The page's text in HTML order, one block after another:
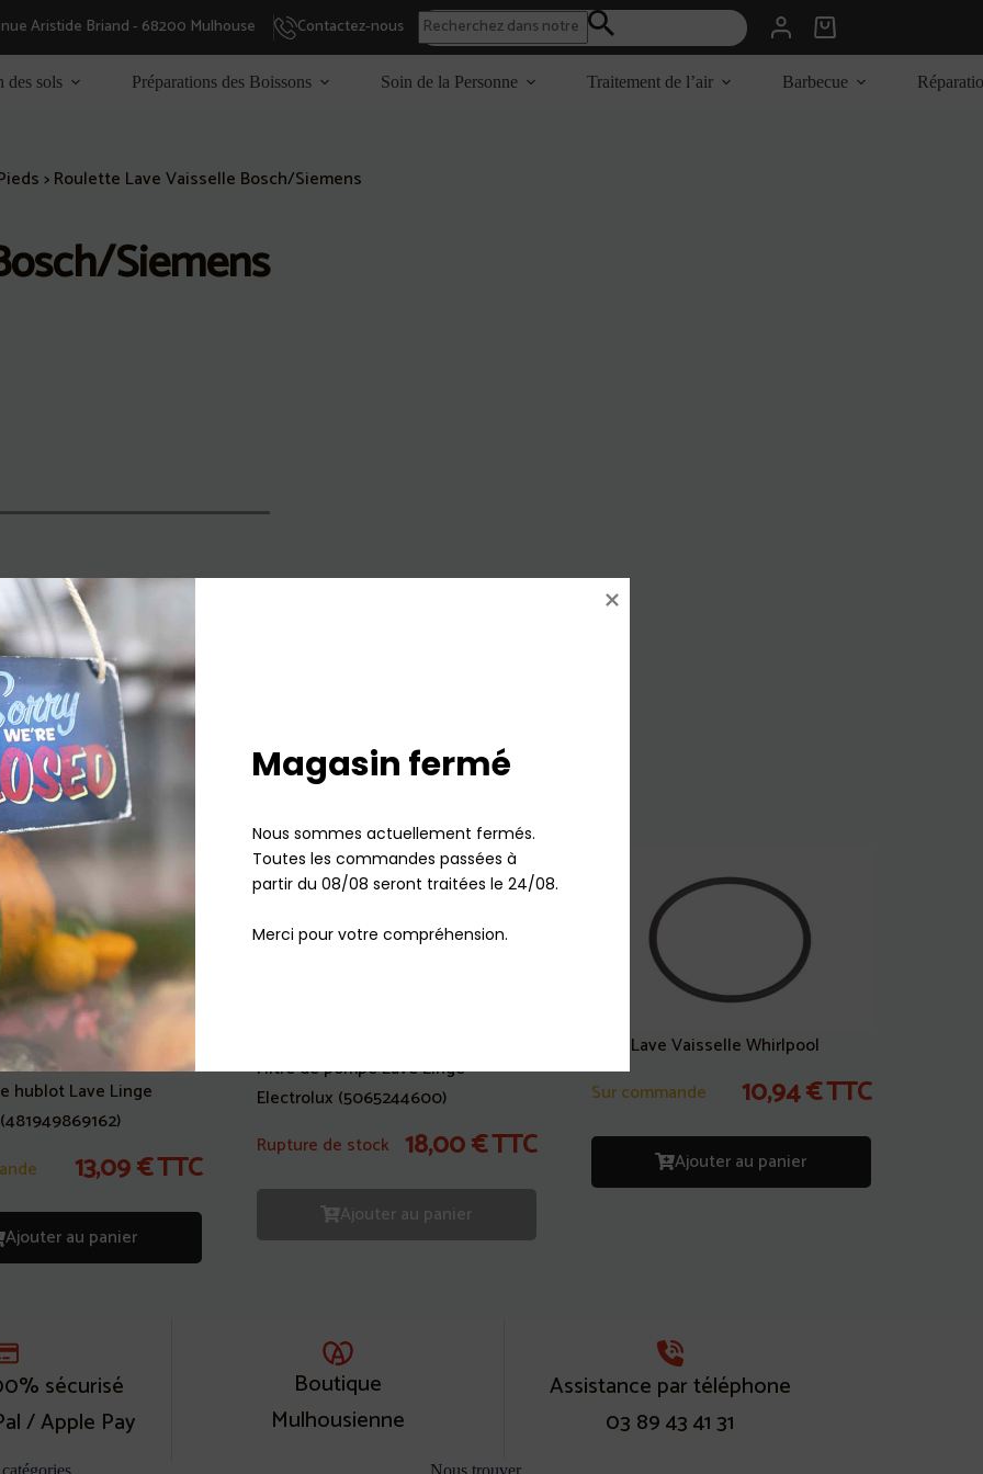
Aristide Briand - 68200 Mulhouse Contactez-nous
Panier
d’achat
des sols Préparations des Boissons Soin de la Personne Traitement de l’air Barbecue
>Roulette Lave Vaisselle Bosch/Siemens
Siemens
de Mulhouse
hublot Lave Linge
13,09€TTC
Ajouter au panier
Filtre de pompe Lave Linge
Electrolux (5065244600)
Rupture de stock 18,00€TTC
Ajouter au panier
Joint Lave Vaisselle Whirlpool
Sur commande
10,94€TTC
Ajouter au panier
sécurisé
/ Apple Pay
Boutique
Mulhousienne
Assistance par téléphone
03 89 43 41 31
Magasin fermé
Nous sommes actuellement fermés.
Toutes les commandes passées à
partir du 08/08 seront traitées le 24/08.
Merci pour votre compréhension.